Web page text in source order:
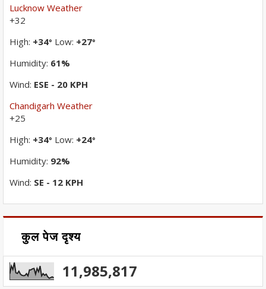
Lucknow Weather
+32
High: +34° Low: +27°
Humidity: 61%
Wind: ESE - 20 KPH
Chandigarh Weather
+25
High: +34° Low: +24°
Humidity: 92%
Wind: SE - 12 KPH
कुल पेज दृश्य
11,985,817